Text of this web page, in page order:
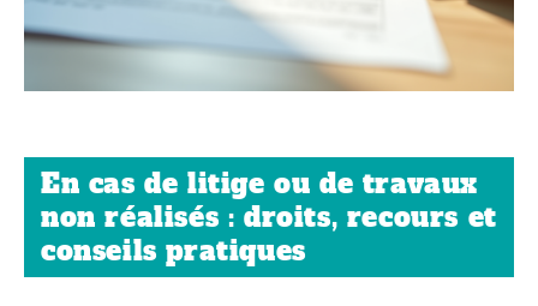
En cas de litige ou de travaux
non réalisés : droits, recours et
conseils pratiques